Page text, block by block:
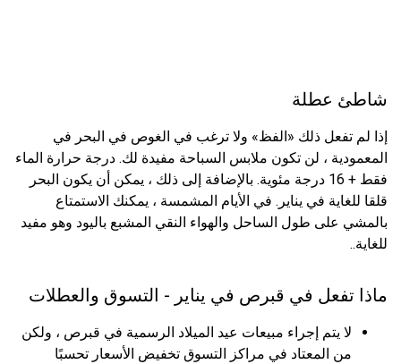
شاطئ عطلة
إذا لم تفعل ذلك «الفظ» ولا ترغب في الغوص في البحر في
المعمودية ، لن تكون ملابس السباحة مفيدة لك. درجة حرارة الماء
فقط + 16 درجة مئوية. بالإضافة إلى ذلك ، يمكن أن يكون البحر
قلقا للغاية في يناير. في الأيام المشمسة ، يمكنك الاستمتاع
بالمشي على طول الساحل والهواء النقي المشبع باليود وهو مفيد
للغاية..
ماذا تفعل في قبرص في يناير - التسوق والعطلات
لا يتم إجراء مبيعات عيد الميلاد الرسمية في قبرص ، ولكن
من المعتاد في مراكز التسوق تخفيض الأسعار تحسبًا